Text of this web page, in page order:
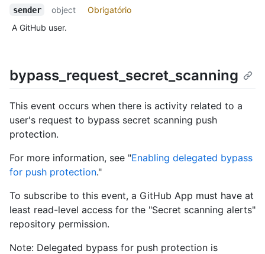
sender object
Obrigatório
A GitHub user.
bypass_request_secret_scanning
This event occurs when there is activity related to a
user's request to bypass secret scanning push
protection.
For more information, see "Enabling delegated bypass
for push protection."
To subscribe to this event, a GitHub App must have at
least read-level access for the "Secret scanning alerts"
repository permission.
Note: Delegated bypass for push protection is